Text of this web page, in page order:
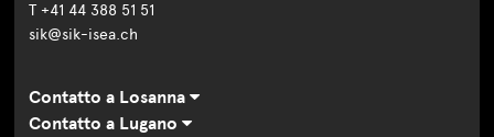
T +41 44 388 51 51
sik@sik-isea.ch
Contatto a Losanna
Contatto a Lugano